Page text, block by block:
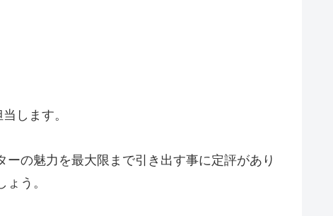
します。
の魅力を最大限まで引き出す事に定評があり
う。